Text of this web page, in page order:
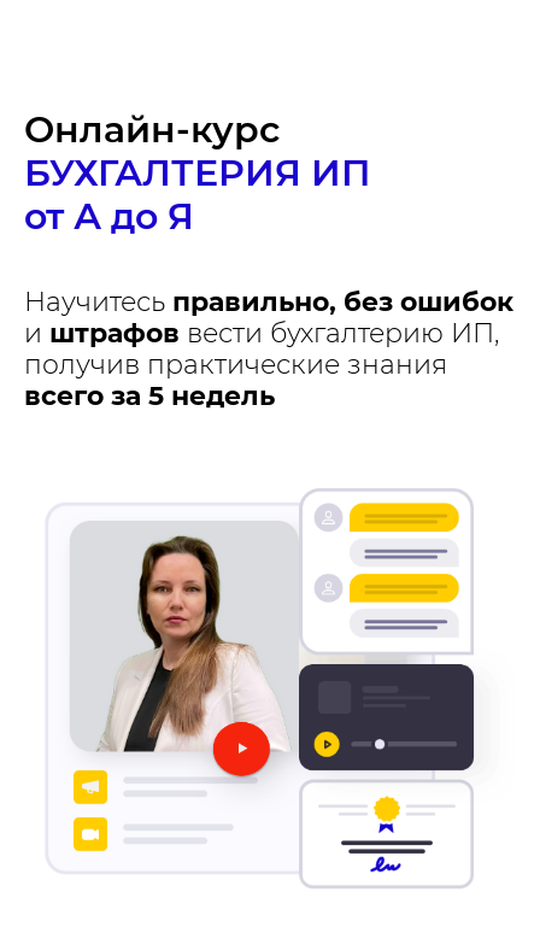
Онлайн-курс
БУХГАЛТЕРИЯ ИП
от А до Я
Научитесь правильно, без ошибок
и штрафов вести бухгалтерию ИП,
получив практические знания
всего за 5 недель